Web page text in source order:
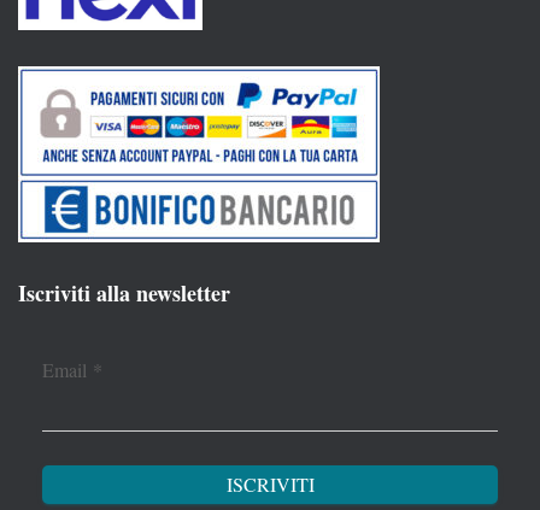
Iscriviti alla newsletter
Email *